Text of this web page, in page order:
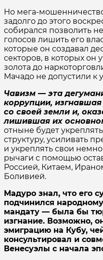
Но мега-
задолго до этого
собирался позволить
голосов лишить его
которые он создавал
секторов, в которых он
золота до
Мачадо не допустили к
Чавизм — эта
коррупции,
со своей земли и,
лишившая их
отныне будет
структуру, усиливать
и укреплять свои
рычаги с помощью
Россией, Китаем,
Боливией.
Мадуро знал, что его
подчинился
мандату — была бы
изгнание. Возможно,
эмиграцию на Кубу,
консультировал и
Венесуэлы с начала